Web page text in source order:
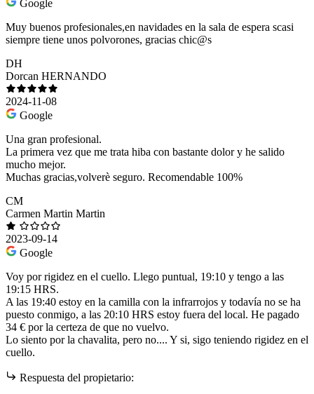
Google
Muy buenos profesionales,en navidades en la sala de espera scasi
siempre tiene unos polvorones, gracias chic@s
DH
Dorcan HERNANDO
2024-11-08
Google
Una gran profesional.
La primera vez que me trata hiba con bastante dolor y he salido
mucho mejor.
Muchas gracias,volverè seguro. Recomendable 100%
CM
Carmen Martin Martin
2023-09-14
Google
Voy por rigidez en el cuello. Llego puntual, 19:10 y tengo a las
19:15 HRS.
A las 19:40 estoy en la camilla con la infrarrojos y todavía no se ha
puesto conmigo, a las 20:10 HRS estoy fuera del local. He pagado
34 € por la certeza de que no vuelvo.
Lo siento por la chavalita, pero no.... Y si, sigo teniendo rigidez en el
cuello.
Respuesta del propietario: